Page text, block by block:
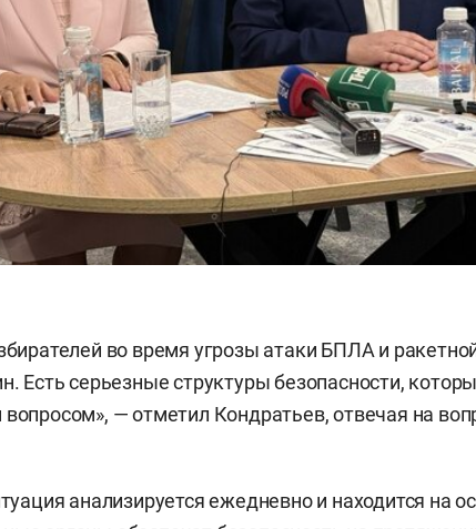
во время угрозы атаки БПЛА и
Есть серьезные структуры безопасности,
— отметил Кондратьев, отвечая на
анализируется ежедневно и находится на